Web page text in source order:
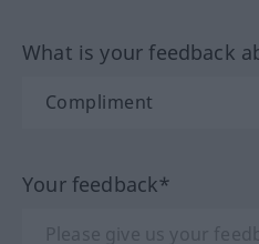
What is your feedback
Your feedback*